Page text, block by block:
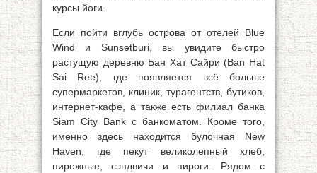
курсы йоги.
Если пойти вглубь острова от отелей Blue
Wind и Sunsetburi, вы увидите быстро
растущую деревню Бан Хат Сайри (Ban Hat
Sai Ree), где появляется всё больше
супермаркетов, клиник, турагентств, бутиков,
интернет-кафе, а также есть филиал банка
Siam City Bank с банкоматом. Кроме того,
именно здесь находится булочная New
Haven, где пекут великолепный хлеб,
пирожные, сэндвичи и пироги. Рядом с